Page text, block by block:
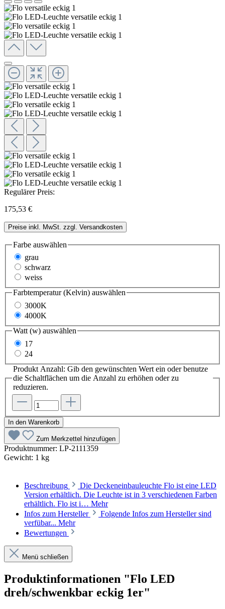
Regulärer Preis:
175,53 €
Preise inkl. MwSt. zzgl. Versandkosten
Farbe auswählen
grau
schwarz
weiss
Farbtemperatur (Kelvin) auswählen
3000K
4000K
Watt (w) auswählen
17
24
Produkt Anzahl: Gib den gewünschten Wert ein oder benutze
die Schaltflächen um die Anzahl zu erhöhen oder zu
reduzieren.
In den Warenkorb
Zum Merkzettel hinzufügen
Produktnummer: LP-2111359
Gewicht: 1 kg
Beschreibung
Die Deckeneinbauleuchte Flo ist eine LED
Version erhältlich. Die Leuchte ist in 3 verschiedenen Farben
erhältlich. Flo ist i… Mehr
Infos zum Hersteller
Folgende Infos zum Hersteller sind
verfübar... Mehr
Bewertungen
Menü schließen
Produktinformationen "Flo LED
dreh/schwenkbar eckig 1er"